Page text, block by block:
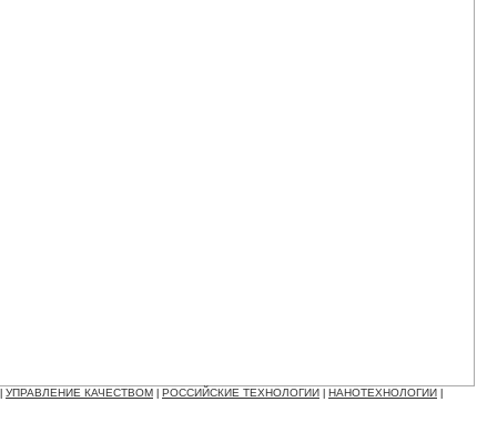
УПРАВЛЕНИЕ КАЧЕСТВОМ РОССИЙСКИЕ ТЕХНОЛОГИИ НАНОТЕХНОЛОГИИ